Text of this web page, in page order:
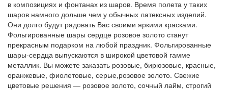
в композициях и фонтанах из шаров. Время полета у таких
шаров намного дольше чем у обычных латексных изделий.
Они долго будут радовать Вас своими яркими красками.
Фольгированные шары сердце розовое золото станут
прекрасным подарком на любой праздник. Фольгированные
шары-сердца выпускаются в широкой цветовой гамме
металлик. Вы можете заказать розовые, бирюзовые, красные,
оранжевые, фиолетовые, серые,розовое золото. Свежие
цветовые решения — розовое золото, сочный лайм, строгий